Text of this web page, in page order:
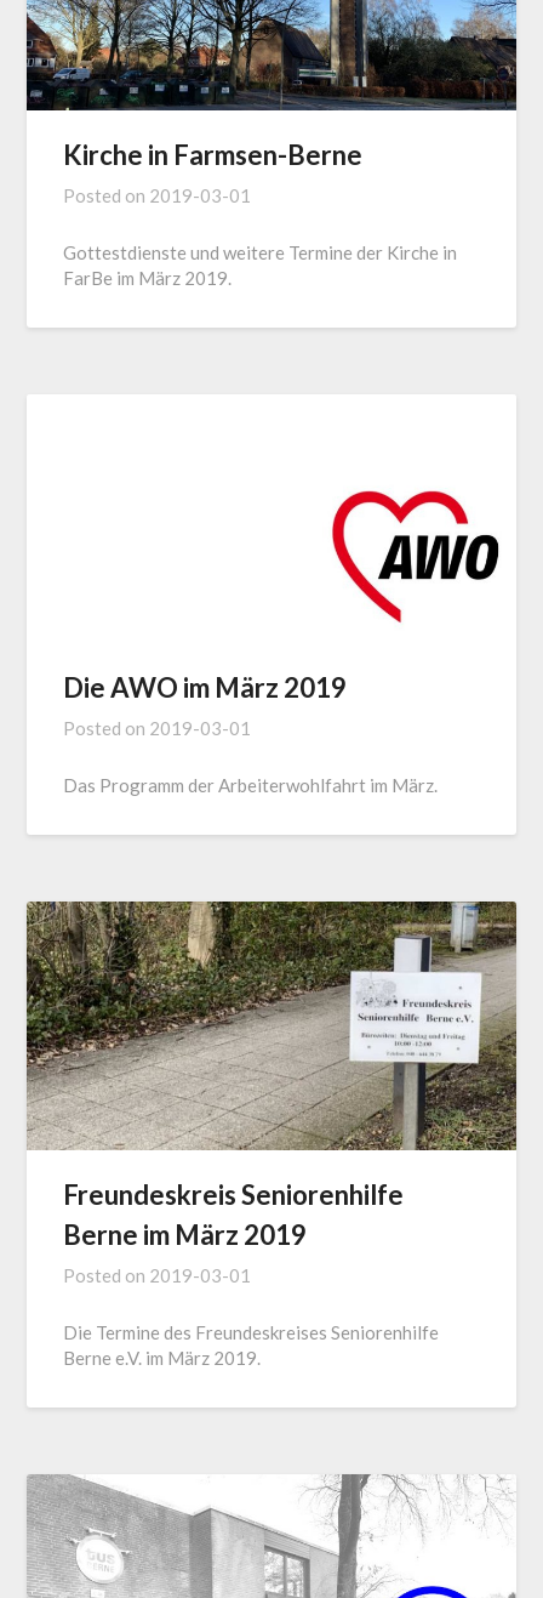
Kirche in Farmsen-Berne
Posted on 2019-03-01
Gottestdienste und weitere Termine der Kirche in
FarBe im März 2019.
Die AWO im März 2019
Posted on 2019-03-01
Das Programm der Arbeiterwohlfahrt im März.
Freundeskreis Seniorenhilfe
Berne im März 2019
Posted on 2019-03-01
Die Termine des Freundeskreises Seniorenhilfe
Berne e.V. im März 2019.